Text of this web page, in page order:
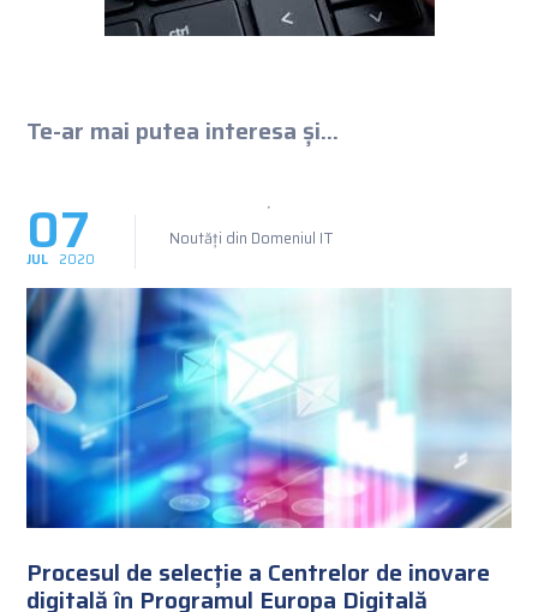
Te-ar mai putea interesa și...
07
JUL 2020
Noutăți din Domeniul IT
Procesul de selecție a Centrelor de inovare
digitală în Programul Europa Digitală